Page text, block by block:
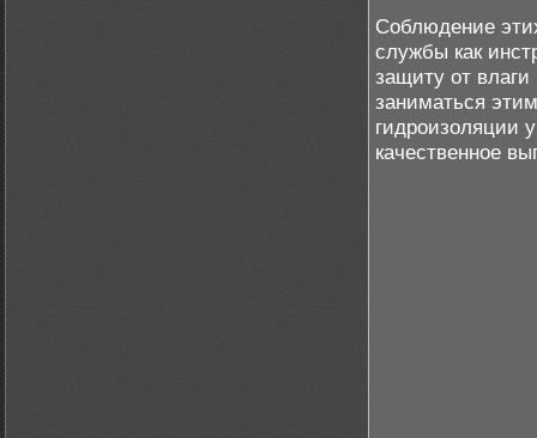
Соблюдение
службы как
защиту от
заниматься
гидроизоляции
качественное